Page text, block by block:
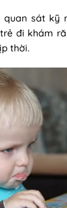
quan sát kỹ
đi khám
thời.